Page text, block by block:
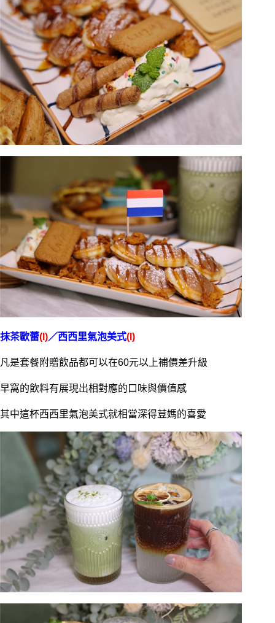
抹茶歐蕾(I)／西西里氣泡美式(I)
凡是套餐附贈飲品都可以在60元以上補價差升級
早窩的飲料有展現出相對應的口味與價值感
其中這杯西西里氣泡美式就相當深得荳媽的喜愛